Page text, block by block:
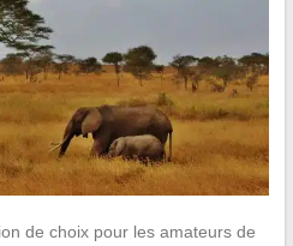
de choix pour les amateurs de